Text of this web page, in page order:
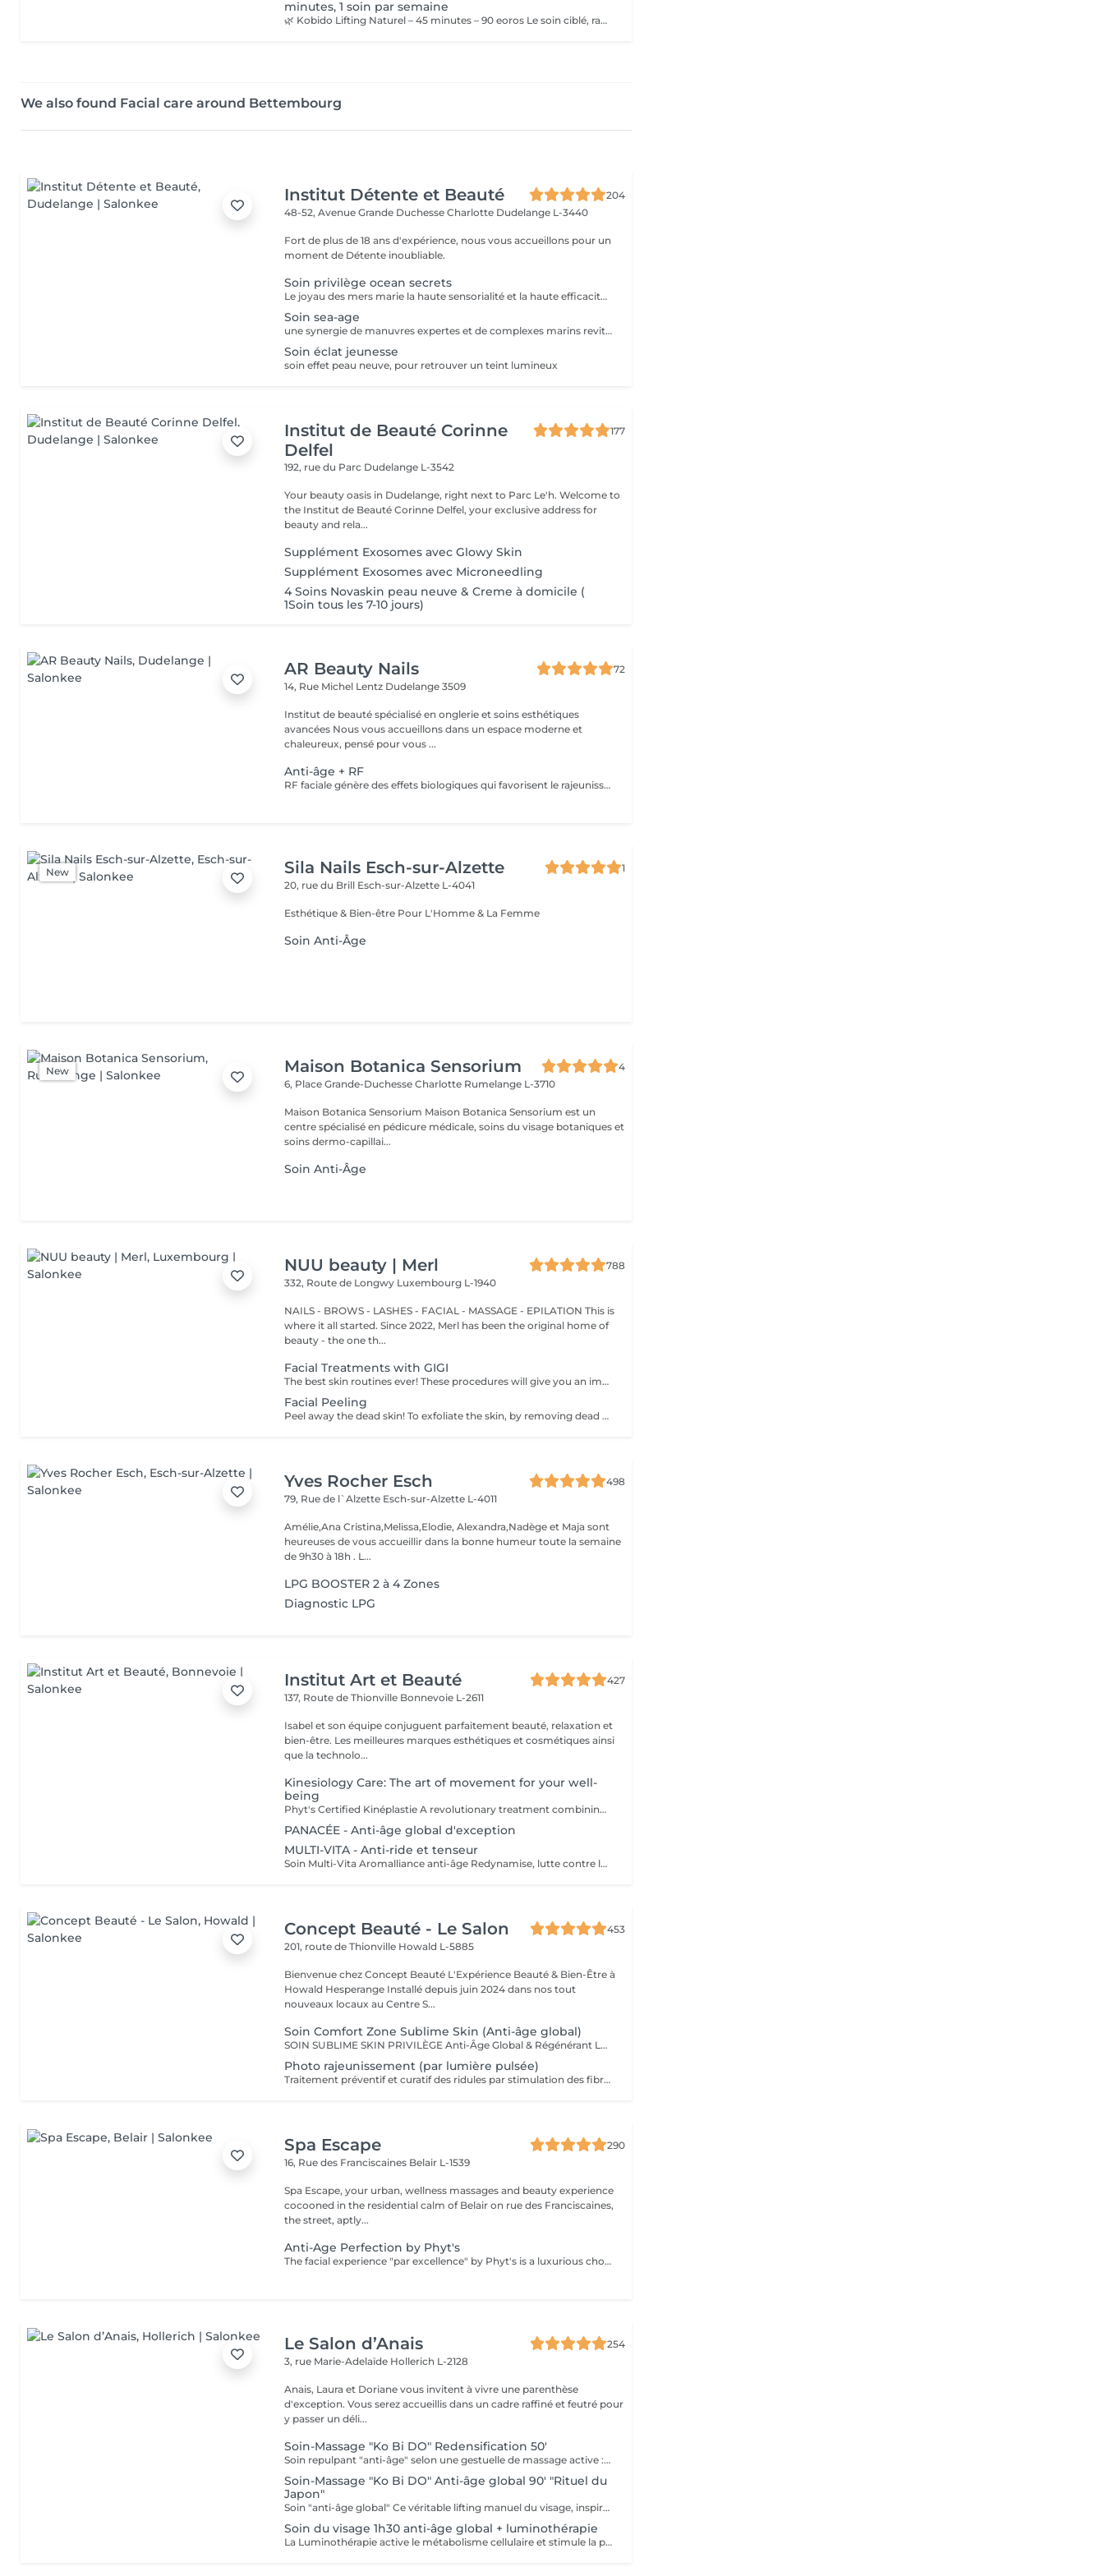
minutes, 1 soin par semaine
🌿 Kobido Lifting Naturel – 45 minutes – 90 eoros Le soin ciblé, rapide et efficace 💖 Ce massage manuel japonais : Tonifie et lift le visage Redessine l’ovale et illumine le teint Parfait pour celles qui ont un emploi du temps chargé Optimisé en cure pour des résultats durables 💡 Pourquoi proposer un soin plus court en cure ? Le Kobido agit comme un entraînement musculaire pour le visage : Une séance ponctuelle est agréable… Mais la régularité transforme réellement le visage Les cures permettent de renforcer les muscles, lisser rides et ridules et révéler l’éclat naturel sur le long terme 📆 Les cures pour le Kobido Lifting Naturel Pour des résultats durables et visibles, chaque cure consiste en 1 soin de 45 minutes par semaine. Cure Éclat : 3 séances, idéale pour tonifier et défatiguer le visage – 255€ Cure Lift Naturel : 5 séances, parfaite pour redessiner l’ovale et réduire rides et ridules – 425€ Cure Renaissance : 10 séances, pour un effet anti-âge durable et un visage visiblement plus jeune – 830€ “Le visage se travaille comme un muscle : la régularité fait toute la différence 🌸” ✨ En résumé - Rituel Kobido by Mélanie – 75 min → moment de détente profonde, lâcher-prise et résultats visibles immédiats sur un visage défatigué et éclatant - Massage Kobido Lifting Naturel – 45 min → efficace, rapide, idéal en cure (1 soin par semaine) pour un résultat durable 📩 Réservez votre soin ou votre cure dès aujourd’hui et commencez l’année avec un visage tonique, lumineux et rayonnant 💖
We also found Facial care around Bettembourg
Institut Détente et Beauté
204
48-52, Avenue Grande Duchesse Charlotte Dudelange L-3440
Fort de plus de 18 ans d'expérience, nous vous accueillons pour un
moment de Détente inoubliable.
Soin privilège ocean secrets
Le joyau des mers marie la haute sensorialité et la haute efficacité pour ce soin anti-âge d'exception
Soin sea-age
une synergie de manuvres expertes et de complexes marins revitalisants, ce soin lisse les rides, raffermit la peau et redonne éclat et vitalité au teint.
Soin éclat jeunesse
soin effet peau neuve, pour retrouver un teint lumineux
Institut de Beauté Corinne
Delfel
177
192, rue du Parc Dudelange L-3542
Your beauty oasis in Dudelange, right next to Parc Le'h. Welcome to
the Institut de Beauté Corinne Delfel, your exclusive address for
beauty and rela...
Supplément Exosomes avec Glowy Skin
Supplément Exosomes avec Microneedling
4 Soins Novaskin peau neuve & Creme à domicile (
1Soin tous les 7-10 jours)
AR Beauty Nails
72
14, Rue Michel Lentz Dudelange 3509
Institut de beauté spécialisé en onglerie et soins esthétiques
avancées Nous vous accueillons dans un espace moderne et
chaleureux, pensé pour vous ...
Anti-âge + RF
RF faciale génère des effets biologiques qui favorisent le rajeunissement grâce à la migration des fibroblastes obtient un effet lifting par la rétraction immédiate du collagène et permet la restructuration de la peau à long terme.
New Sila Nails Esch-sur-Alzette
1
20, rue du Brill Esch-sur-Alzette L-4041
Esthétique & Bien-être Pour L'Homme & La Femme
Soin Anti-Âge
New Maison Botanica Sensorium
4
6, Place Grande-Duchesse Charlotte Rumelange L-3710
Maison Botanica Sensorium Maison Botanica Sensorium est un
centre spécialisé en pédicure médicale, soins du visage botaniques et
soins dermo-capillai...
Soin Anti-Âge
NUU beauty | Merl
788
332, Route de Longwy Luxembourg L-1940
NAILS - BROWS - LASHES - FACIAL - MASSAGE - EPILATION This is
where it all started. Since 2022, Merl has been the original home of
beauty - the one th...
Facial Treatments with GIGI
The best skin routines ever! These procedures will give you an immediate visible result such as shiny, smooth, soft and hydrate skin. Carboxy CO2 - involves applying a small amount of carbon dioxide gas underneath the skin. It can be used to treat stretch marks, dark circles under the eyes. Bioplazma - improves the general condition of the skin, removes inflammation and peeling, reduces the depth and number of folds, and narrow pores. New age - regenerates and rejuvenates, reduces dryness, to improve the texture, and will give elasticity and firmness of the skin around the eyes. Skin detox - removing as many of the impurities, toxins, pollutants, and dead skin cells clogging your pores as possible to cleanse, treat, brighten, hydrate, and soothe your skin. Flesh beauty - includes moisturising mask, cream and face massage. Gives shiny and smooth skin as the result. Hydratation aqua power - is the first rescue for hypersensitive and dehydrated skin. Aimed at strengthening the hydrolipidic barrier of the skin. Includes face massage and alginate mask at the end to consolidate the result. Gives an immediate visible result such as smooth and shiny and tightened skin. Recovery Procedure for anti-stress therapy to soothe, strengthen, and accelerate skin recovery. The procedure prevents redness and sensitivity, significantly reduces the skin's inflammatory response, and lowers the risk of scarring. It also enhances the effectiveness of fractional and aggressive treatments over a long period. Age restrictions: recommended to do from 20 years. Post procedure recommendations: there are no post recommendations after these procedures. Frequency: once in 1 week, 4-8 times.
Facial Peeling
Peel away the dead skin! To exfoliate the skin, by removing dead skin cells and minimising the appearance of open pores. *We have a big amount of peeling to choose from. If you are not sure which one you are looking for - you can book any of them and decide with the beautician in the beauty space which one suits your skin. How is peeling done: - skin is cleaned with special cleanser - peeling solution is applied and leaved on skin for 15 minutes - peeling solution is removed - face cream is applied Age restrictions: recommended to do from 18 years. Post procedure recommendations: do not visit sauna, do not sunbathe for 24 hours after the procedure. Frequency: once in 7-21 days depending on peeling solution, 5 times.
Yves Rocher Esch
498
79, Rue de l`Alzette Esch-sur-Alzette L-4011
Amélie,Ana Cristina,Melissa,Elodie, Alexandra,Nadège et Maja sont
heureuses de vous accueillir dans la bonne humeur toute la semaine
de 9h30 à 18h . L...
LPG BOOSTER 2 à 4 Zones
Diagnostic LPG
Institut Art et Beauté
427
137, Route de Thionville Bonnevoie L-2611
Isabel et son équipe conjuguent parfaitement beauté, relaxation et
bien-être. Les meilleures marques esthétiques et cosmétiques ainsi
que la technolo...
Kinesiology Care: The art of movement for your well-
being
Phyt's Certified Kinéplastie A revolutionary treatment combining physiotherapy and natural products for a gentle yet effective approach to beauty. Utilizes manual techniques and organic products to deeply stimulate the skin, without chemicals or invasive procedures. Each session is tailored to meet your unique needs, targeting fascia and muscles for a bespoke solution that perfectly adapts to your skin. Oxygenation and Regeneration: Boosts blood circulation and cellular regeneration to enhance skin elasticity and firmness, making your skin look visibly younger and more toned. Immediate Results: Achieve visible effects from the very first session with noticeable firming and toning. Each treatment is packaged in individual ampoules to ensure perfect hygiene, optimal freshness with every application, and precise dosage. Estheticians Fatima Lisete Marie Francesca Phyt's Certified Kinéplastie is more than just a treatmentit provides tangible results for your skin's health. Treat yourself to this expert care and reveal revitalized, radiant skin with the help of our skilled estheticians.
PANACÉE - Anti-âge global d'exception
MULTI-VITA - Anti-ride et tenseur
Soin Multi-Vita Aromalliance anti-âge Redynamise, lutte contre le vieillissement de la peau Le Soin Multi-Vita certifié bio est un soin multivitaminé redynamisant aux actifs puissants luttant contre les signes du vieillissement cutané de tous les types de peaux matures. Ambiance feutrée, senteurs subtiles et épicées pour ce soin anti-âge. Tout commence par un nettoyage de la peau, suivi du modelage aux huiles bio précieuses anti-âge. Véritable soin tenseur anti-âge, son modelage exclusif aux baguettes cible précisément les rides pour une action renforcée. Les tissus sont stimulés, remodelés, les échanges relancés. Relaxation intense lors de la pose du masque, qui précède l'application de la Crème Absolue certifiée bio, pour une beauté à son apogée. Convient pour : Tous types de peaux matures
Concept Beauté - Le Salon
453
201, route de Thionville Howald L-5885
Bienvenue chez Concept Beauté L'Expérience Beauté & Bien-Être à
Howald Hesperange Installé depuis juin 2024 dans nos tout
nouveaux locaux au Centre S...
Soin Comfort Zone Sublime Skin (Anti-âge global)
SOIN SUBLIME SKIN PRIVILÈGE Anti-Âge Global & Régénérant Le soin d'excellence pour une peau sublimée ! Ce protocole complet associe les technologies anti-âge les plus avancées et des techniques de massage profondes pour un effet lifting et raffermissant immédiat. Il agit sur la perte de volume, les rides et le relâchement cutané pour une peau redensifiée, éclatante et plus jeune. SOINS DU VISAGE COMFORT ZONE Nos soins du visage utilisent les produits de la marque Comfort Zone, une référence en cosmétique professionnelle alliant science, nature et innovation. Formulés avec des ingrédients d'origine naturelle, sans silicones, parabènes ni huiles minérales, ces soins sont conçus pour respecter l'équilibre de la peau tout en offrant des résultats visibles et durables. Chaque soin est un véritable rituel de bien-être et d'efficacité, adapté aux besoins spécifiques de votre peau.
Photo rajeunissement (par lumière pulsée)
Traitement préventif et curatif des ridules par stimulation des fibroblastes présents dans le derme.
Spa Escape
290
16, Rue des Franciscaines Belair L-1539
Spa Escape, your urban, wellness massages and beauty experience
cocooned in the residential calm of Belair on rue des Franciscaines,
the street, aptly...
Anti-Age Perfection by Phyt's
The facial experience "par excellence" by Phyt's is a luxurious choice. It is a combination of natural, concentrated active ingredients like Edelweiss, rosemary and vitamin E, chosen for the mature skin. The gentle introduction of the Dermophyts machine helps to limits cutaneous stress, reduce fine lines and other visible signs of ageing. The treatment firms and tightens and leaves your skin looking radiant and luminous even after the first treatment...But that's not all, your hands and arms or neck get a mini anti-aging treatment too!
Le Salon d’Anais
254
3, rue Marie-Adelaïde Hollerich L-2128
Anais, Laura et Doriane vous invitent à vivre une parenthèse
d'exception. Vous serez accueillis dans un cadre raffiné et feutré pour
y passer un déli...
Soin-Massage "Ko Bi DO" Redensification 50'
Soin repulpant "anti-âge" selon une gestuelle de massage active : le Ko-Bi-Do. Véritable lifting naturel du visage inspiré d'un rituel japonais associé à notre principe de Dermaponcture pour lisser efficacement les traits et tonifier le cou. Durant ce soin, nous utiliserons les produits spécifiques aux besoin de votre peau.
Soin-Massage "Ko Bi DO" Anti-âge global 90' "Rituel du
Japon"
Soin "anti-âge global" Ce véritable lifting manuel du visage, inspiré du massage japonais "Ko Bi Do"est associé à complexe anti-âge unique. vous retrouvez une peau tonifiée lissée et repulpée. et associés d'un masque aux vertus régénérantes, agit en profondeur sur les rides, la fermeté, les taches pigmentaires et l'éclat, et insiste sur le contour des yeux, la bouche, le décolleté. Vous retrouvé
Soin du visage 1h30 anti-âge global + luminothérapie
La Luminothérapie active le métabolisme cellulaire et stimule la production de collagène et d'élastine. Au l des séances, la peau retrouve élasticité et éclat, les cicatrices s'atténuent, l'acné guérit. Le résultat est visible très rapidement. Les résultats attendus peuvent varier en fonction de chaque individu. Des études montrent en effet que la peau semble plus jeune et les rides plus atténuées dès la première utilisation de cette technologie. La lumière LED bleue est particulièrement efficace pour prévenir les éruptions cutanées puisqu'elle détruit les bactéries responsables de l'acné directement dans le derme. C'est scientifiquement prouvé !